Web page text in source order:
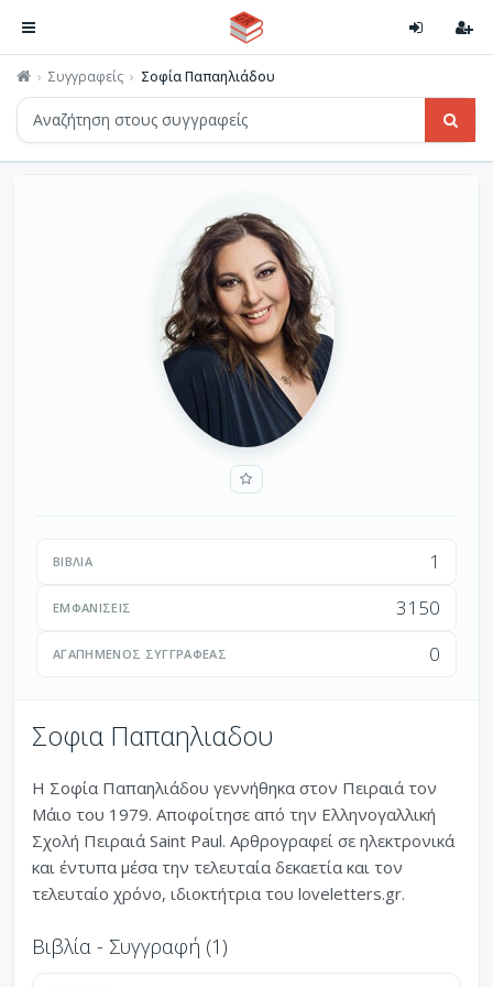
Συγγραφείς Σοφία Παπαηλιάδου
ΒΙΒΛΊΑ 1
ΕΜΦΑΝΊΣΕΙΣ 3150
ΑΓΑΠΗΜΈΝΟΣ ΣΥΓΓΡΑΦΈΑΣ 0
Σοφια Παπαηλιαδου
Η Σοφία Παπαηλιάδου γεννήθηκα στον Πειραιά τον
Μάιο του 1979. Αποφοίτησε από την Ελληνογαλλική
Σχολή Πειραιά Saint Paul. Αρθρογραφεί σε ηλεκτρονικά
και έντυπα μέσα την τελευταία δεκαετία και τον
τελευταίο χρόνο, ιδιοκτήτρια του loveletters.gr.
Βιβλία - Συγγραφή (1)